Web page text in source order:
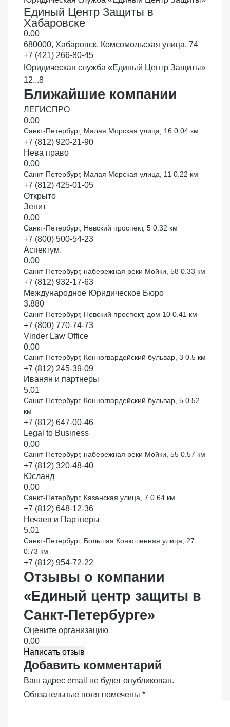
Единый Центр Защиты в
Хабаровске
0.00
680000, Хабаровск, Комсомольская улица, 74
+7 (421) 266-80-45
Юридическая служба «Единый Центр Защиты»
12...8
Ближайшие компании
ЛЕГИСПРО
0.00
Санкт-Петербург, Малая Морская улица, 16 0.04 км
+7 (812) 920-21-90
Нева право
0.00
Санкт-Петербург, Малая Морская улица, 11 0.22 км
+7 (812) 425-01-05
Открыто
Зенит
0.00
Санкт-Петербург, Невский проспект, 5 0.32 км
+7 (800) 500-54-23
Аспектум.
0.00
Санкт-Петербург, набережная реки Мойки, 58 0.33 км
+7 (812) 932-17-63
Международное Юридическое Бюро
3.880
Санкт-Петербург, Невский проспект, дом 10 0.41 км
+7 (800) 770-74-73
Vinder Law Office
0.00
Санкт-Петербург, Конногвардейский бульвар, 3 0.5 км
+7 (812) 245-39-09
Иванян и партнеры
5.01
Санкт-Петербург, Конногвардейский бульвар, 5 0.52
км
+7 (812) 647-00-46
Legal to Business
0.00
Санкт-Петербург, набережная реки Мойки, 55 0.57 км
+7 (812) 320-48-40
Юсланд
0.00
Санкт-Петербург, Казанская улица, 7 0.64 км
+7 (812) 648-12-36
Нечаев и Партнеры
5.01
Санкт-Петербург, Большая Конюшенная улица, 27
0.73 км
+7 (812) 954-72-22
Отзывы о компании
«Единый центр защиты в
Санкт-Петербурге»
Оцените организацию
0.00
Написать отзыв
Добавить комментарий
Ваш адрес email не будет опубликован.
Обязательные поля помечены *